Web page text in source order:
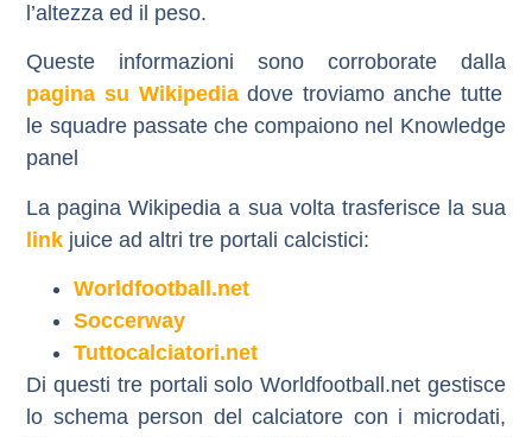
l’altezza ed il peso.
Queste informazioni sono corroborate dalla
pagina su Wikipediadove troviamo anche tutte
le squadre passate che compaiono nel Knowledge
panel
La pagina Wikipedia a sua volta trasferisce la sua
link juice ad altri tre portali calcistici:
Worldfootball.net
Soccerway
Tuttocalciatori.net
Di questi tre portali solo Worldfootball.net gestisce
lo schema person del calciatore con i microdati,